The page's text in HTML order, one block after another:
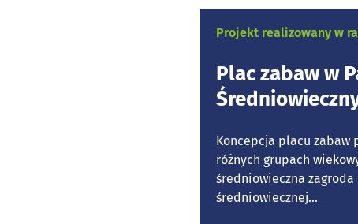
Projekt realizowany w
Plac zabaw w
Koncepcja placu zabaw
różnych grupach
średniowieczna zagroda
średniowiecznej...